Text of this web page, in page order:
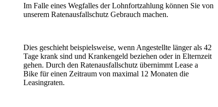
Im Falle eines Wegfalles der Lohnfortzahlung können Sie von
unserem Ratenausfallschutz Gebrauch machen.
Dies geschieht beispielsweise, wenn Angestellte länger als 42
Tage krank sind und Krankengeld beziehen oder in Elternzeit
gehen. Durch den Ratenausfallschutz übernimmt Lease a
Bike für einen Zeitraum von maximal 12 Monaten die
Leasingraten.